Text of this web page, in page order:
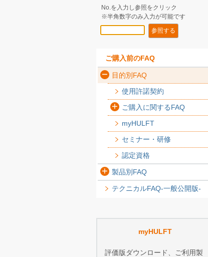
No.を入力し参照をクリック
※半角数字のみ入力が可能です
ご購入前のFAQ
目的別FAQ
使用許諾契約
ご購入に関するFAQ
myHULFT
セミナー・研修
認定資格
製品別FAQ
テクニカルFAQ-一般公開版-
myHULFT
評価版ダウンロード、ご利用製